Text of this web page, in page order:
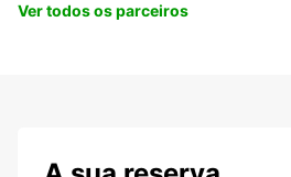
Ver todos os parceiros